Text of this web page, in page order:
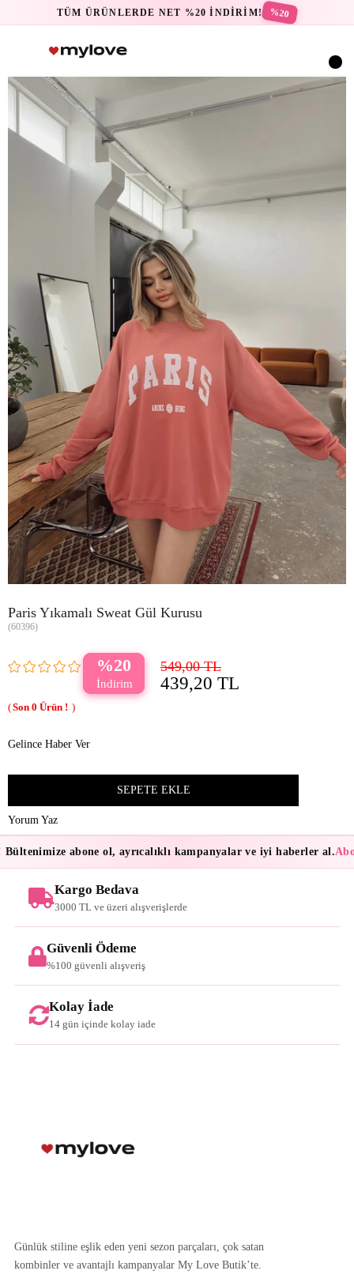
TÜM ÜRÜNLERDE NET %20 İNDİRİM! %20
Paris Yıkamalı Sweat Gül Kurusu
(60396)
20 549,00 TL
439,20 TL
0
Gelince Haber Ver
Yorum Yaz
abone ol, ayrıcalıklı kampanyalar ve iyi haberler al.
Kargo Bedava
3000 TL ve üzeri alışverişlerde
Güvenli Ödeme
%100 güvenli alışveriş
Kolay İade
14 gün içinde kolay iade
Günlük stiline eşlik eden yeni sezon parçaları, çok satan
kombinler ve avantajlı kampanyalar My Love Butik’te.